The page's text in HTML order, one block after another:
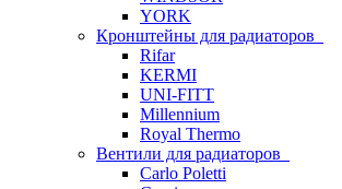
YORK
Кронштейны для радиаторов
Rifar
KERMI
UNI-FITT
Millennium
Royal Thermo
Вентили для радиаторов
Carlo Poletti